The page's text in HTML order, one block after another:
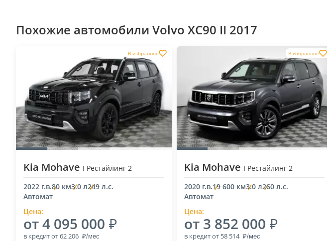
Похожие автомобили Volvo XC90 II 2017
В избранное
Kia Mohave I Рестайлинг 2
2022 г.в.80 км3.0 л249 л.с.
Автомат
Цена:
от 4 095 000
в кредитот 62 206
В избранное
Kia Mohave I Рестайлинг 2
2020 г.в.19 600 км3.0 л260 л.с.
Автомат
Цена:
от 3 852 000
в кредитот 58 514